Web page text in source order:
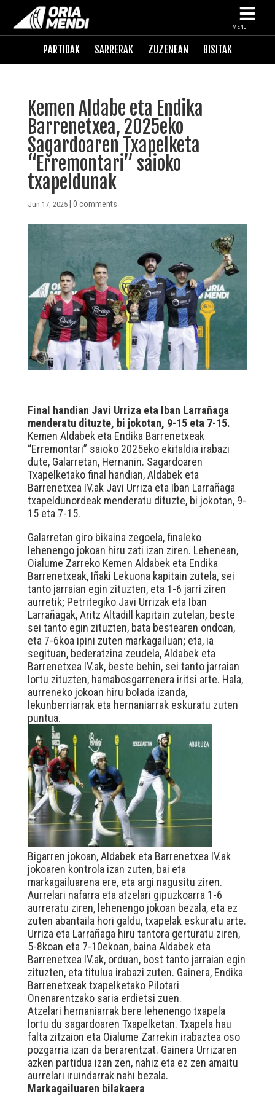
MENU
PARTIDAK SARRERAK ZUZENEAN BISITAK
Kemen Aldabe eta Endika
Barrenetxea, 2025eko
Sagardoaren Txapelketa
“Erremontari” saioko
txapeldunak
Jun 17, 2025| 0 comments
Final handian Javi Urriza eta Iban Larrañaga
menderatu dituzte, bi jokotan, 9-15 eta 7-15.
Kemen Aldabek eta Endika Barrenetxeak
“Erremontari” saioko 2025eko ekitaldia irabazi
dute, Galarretan, Hernanin. Sagardoaren
Txapelketako final handian, Aldabek eta
Barrenetxea IV.ak Javi Urriza eta Iban Larrañaga
txapeldunordeak menderatu dituzte, bi jokotan, 9-
15 eta 7-15.
Galarretan giro bikaina zegoela, finaleko
lehenengo jokoan hiru zati izan ziren. Lehenean,
Oialume Zarreko Kemen Aldabek eta Endika
Barrenetxeak, Iñaki Lekuona kapitain zutela, sei
tanto jarraian egin zituzten, eta 1-6 jarri ziren
aurretik; Petritegiko Javi Urrizak eta Iban
Larrañagak, Aritz Altadill kapitain zutelan, beste
sei tanto egin zituzten, bata bestearen ondoan,
eta 7-6koa ipini zuten markagailuan; eta, ia
segituan, bederatzina zeudela, Aldabek eta
Barrenetxea IV.ak, beste behin, sei tanto jarraian
lortu zituzten, hamabosgarrenera iritsi arte. Hala,
aurreneko jokoan hiru bolada izanda,
lekunberriarrak eta hernaniarrak eskuratu zuten
puntua.
Bigarren jokoan, Aldabek eta Barrenetxea IV.ak
jokoaren kontrola izan zuten, bai eta
markagailuarena ere, eta argi nagusitu ziren.
Aurrelari nafarra eta atzelari gipuzkoarra 1-6
aurreratu ziren, lehenengo jokoan bezala, eta ez
zuten abantaila hori galdu, txapelak eskuratu arte.
Urriza eta Larrañaga hiru tantora gerturatu ziren,
5-8koan eta 7-10ekoan, baina Aldabek eta
Barrenetxea IV.ak, orduan, bost tanto jarraian egin
zituzten, eta titulua irabazi zuten. Gainera, Endika
Barrenetxeak txapelketako Pilotari
Onenarentzako saria erdietsi zuen.
Atzelari hernaniarrak bere lehenengo txapela
lortu du sagardoaren Txapelketan. Txapela hau
falta zitzaion eta Oialume Zarrekin irabaztea oso
pozgarria izan da berarentzat. Gainera Urrizaren
azken partidua izan zen, nahiz eta ez zen amaitu
aurrelari iruindarrak nahi bezala.
Markagailuaren bilakaera